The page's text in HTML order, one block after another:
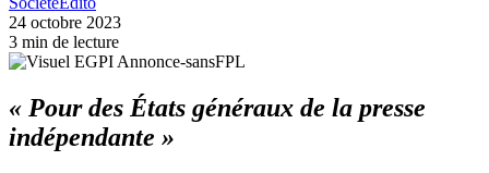
24 octobre 2023
3 min de lecture
« Pour des États généraux de la presse
indépendante »